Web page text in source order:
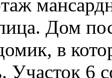
Дом
в
Участок 6